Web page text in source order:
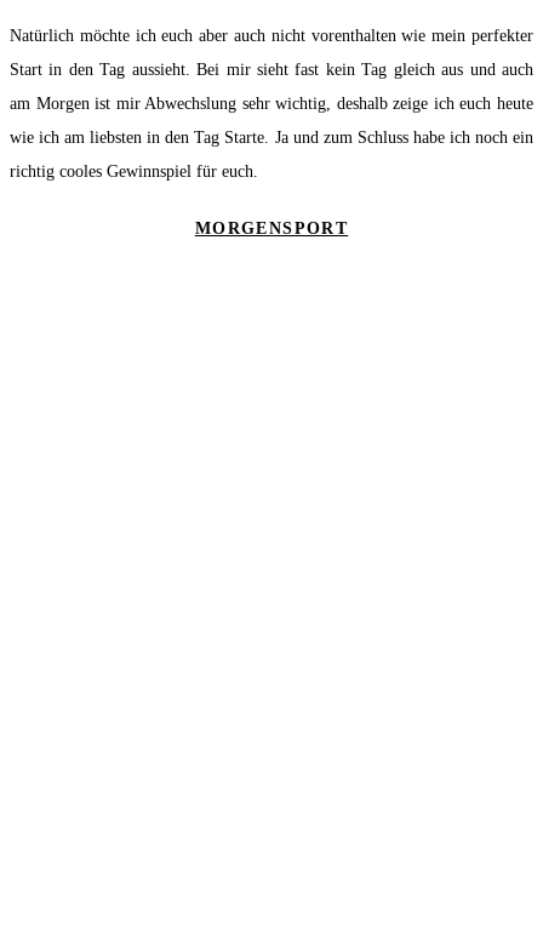
Natürlich möchte ich euch aber auch nicht vorenthalten wie mein perfekter
Start in den Tag aussieht. Bei mir sieht fast kein Tag gleich aus und auch
am Morgen ist mir Abwechslung sehr wichtig, deshalb zeige ich euch heute
wie ich am liebsten in den Tag Starte. Ja und zum Schluss habe ich noch ein
richtig cooles Gewinnspiel für euch.
MORGENSPORT